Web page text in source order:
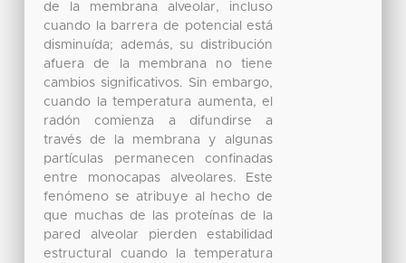
de la membrana alveolar, incluso
cuando la barrera de potencial está
disminuída; además, su distribución
afuera de la membrana no tiene
cambios significativos. Sin embargo,
cuando la temperatura aumenta, el
radón comienza a difundirse a
través de la membrana y algunas
partículas permanecen confinadas
entre monocapas alveolares. Este
fenómeno se atribuye al hecho de
que muchas de las proteínas de la
pared alveolar pierden estabilidad
estructural cuando la temperatura